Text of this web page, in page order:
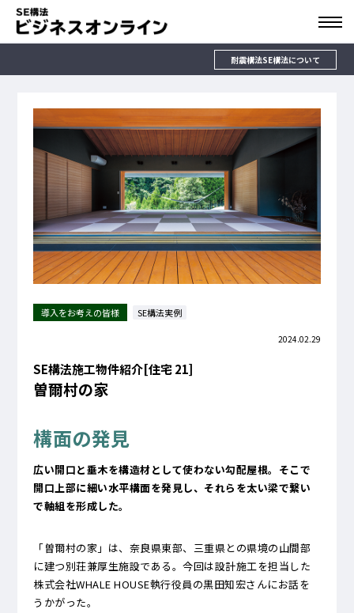
耐震構法SE構法について
導入をお考えの皆様 SE構法実例
2024.02.29
SE構法施工物件紹介[住宅 21]
曽爾村の家
構面の発見
広い開口と垂木を構造材として使わない勾配屋根。そこで
開口上部に細い水平構面を発見し、それらを太い梁で繋い
で軸組を形成した。
「曽爾村の家」は、奈良県東部、三重県との県境の山間部
に建つ別荘兼厚生施設である。今回は設計施工を担当した
株式会社WHALE HOUSE執行役員の黒田知宏さんにお話を
うかがった。